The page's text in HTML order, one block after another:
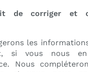
de corriger et
les
si vous nous
Nous